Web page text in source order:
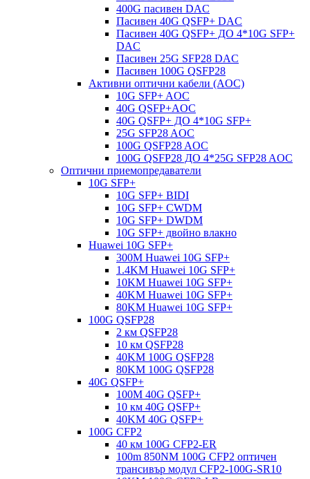
400G пасивен DAC
Пасивен 40G QSFP+ DAC
Пасивен 40G QSFP+ ДО 4*10G SFP+
DAC
Пасивен 25G SFP28 DAC
Пасивен 100G QSFP28
Активни оптични кабели (AOC)
10G SFP+ AOC
40G QSFP+AOC
40G QSFP+ ДО 4*10G SFP+
25G SFP28 AOC
100G QSFP28 AOC
100G QSFP28 ДО 4*25G SFP28 AOC
Оптични приемопредаватели
10G SFP+
10G SFP+ BIDI
10G SFP+ CWDM
10G SFP+ DWDM
10G SFP+ двойно влакно
Huawei 10G SFP+
300M Huawei 10G SFP+
1.4KM Huawei 10G SFP+
10KM Huawei 10G SFP+
40KM Huawei 10G SFP+
80KM Huawei 10G SFP+
100G QSFP28
2 км QSFP28
10 км QSFP28
40KM 100G QSFP28
80KM 100G QSFP28
40G QSFP+
100M 40G QSFP+
10 км 40G QSFP+
40KM 40G QSFP+
100G CFP2
40 км 100G CFP2-ER
100m 850NM 100G CFP2 оптичен
трансивър модул CFP2-100G-SR10